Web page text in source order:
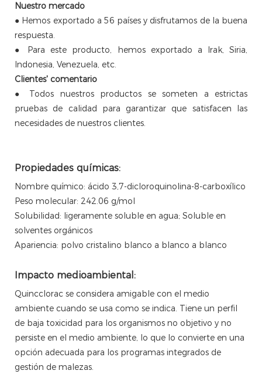
Nuestro mercado
● Hemos exportado a 56 países y disfrutamos de la buena
respuesta.
● Para este producto, hemos exportado a Irak, Siria,
Indonesia, Venezuela, etc.
Clientes' comentario
● Todos nuestros productos se someten a estrictas
pruebas de calidad para garantizar que satisfacen las
necesidades de nuestros clientes.
Propiedades químicas:
Nombre químico: ácido 3,7-dicloroquinolina-8-carboxílico
Peso molecular: 242.06 g/mol
Solubilidad: ligeramente soluble en agua; Soluble en
solventes orgánicos
Apariencia: polvo cristalino blanco a blanco a blanco
Impacto medioambiental:
Quincclorac se considera amigable con el medio
ambiente cuando se usa como se indica. Tiene un perfil
de baja toxicidad para los organismos no objetivo y no
persiste en el medio ambiente, lo que lo convierte en una
opción adecuada para los programas integrados de
gestión de malezas.